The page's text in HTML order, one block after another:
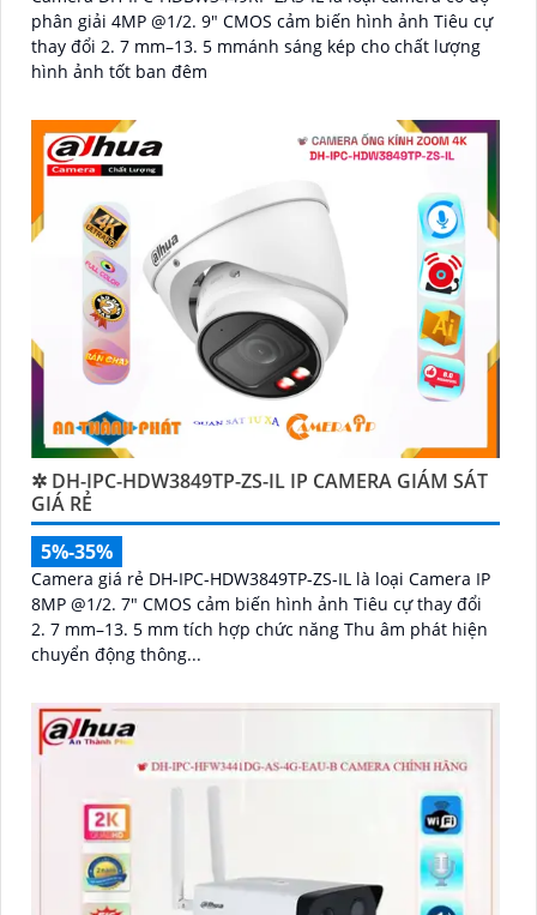
phân giải 4MP @1/2. 9" CMOS cảm biến hình ảnh Tiêu cự
thay đổi 2. 7 mm–13. 5 mmánh sáng kép cho chất lượng
hình ảnh tốt ban đêm
✲ DH-IPC-HDW3849TP-ZS-IL IP CAMERA GIÁM SÁT
GIÁ RẺ
5%-35%
Camera giá rẻ DH-IPC-HDW3849TP-ZS-IL là loại Camera IP
8MP @1/2. 7" CMOS cảm biến hình ảnh Tiêu cự thay đổi
2. 7 mm–13. 5 mm tích hợp chức năng Thu âm phát hiện
chuyển động thông...